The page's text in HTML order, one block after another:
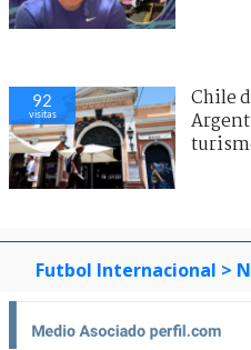
92
visitas
Chile
Futbol Internacional >